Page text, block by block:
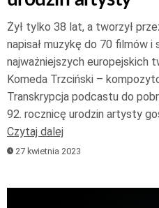
Żył tylko 38 lat, a tworzył
napisał muzykę do 70 filmów i
najważniejszych europejskich
Komeda Trzciński –
Transkrypcja podcastu do
92. rocznicę urodzin artysty
Czytaj dalej
27 kwietnia 2023